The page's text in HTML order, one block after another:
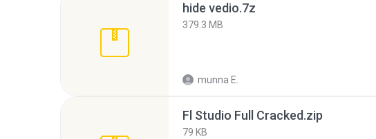
hide vedio.7z
379.3 MB
munna E.
Fl Studio Full Cracked.zip
79 KB